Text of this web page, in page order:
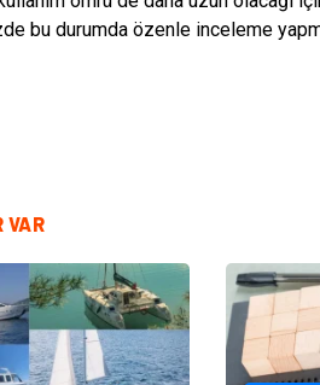
bu durumda özenle inceleme
VAR